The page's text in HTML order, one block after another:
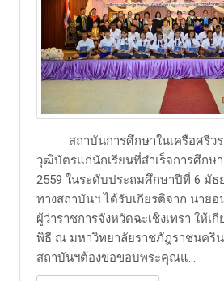
สถาบันการศึกษาในเครือศรีวร
วุฒิบัตรแก่นักเรียนที่สำเร็จการศึกษ
2559 ในระดับประถมศึกษาปีที่ 6 มั
ทางสถาบันฯ ได้รับเกียรติจาก นาย
ผู้ว่าราชการจังหวัดฉะเชิงเทรา ให้เ
พิธี ณ มหาวิทยาลัยราชภัฎราชนคริ
สถาบันฯต้องขอขอบพระคุณแ...